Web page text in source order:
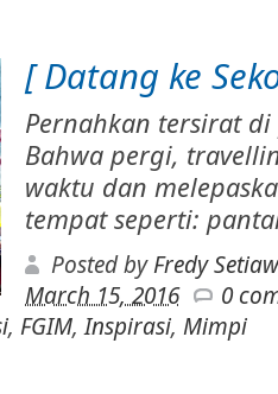
[ Datang ke
Pernahkan tersirat
Bahwa pergi,
waktu dan
tempat seperti:
Posted byFredy
March 15, 2016
0
, FGIM,Inspirasi, Mimpi